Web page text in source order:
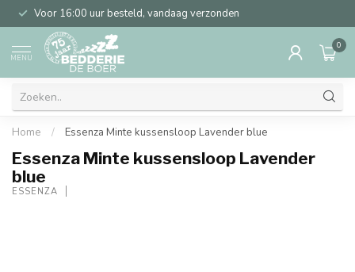
Voor 16:00 uur besteld, vandaag verzonden
MENU
0
Home / Essenza Minte kussensloop Lavender blue
Essenza Minte kussensloop Lavender
blue
ESSENZA